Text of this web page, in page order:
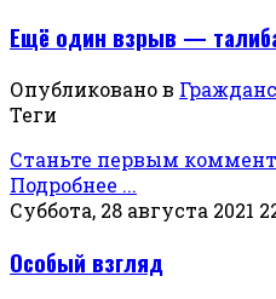
Ещё один взрыв —
Опубликовано в
Теги
Станьте первым
Подробнее ...
Суббота, 28 августа 2021
Особый взгляд